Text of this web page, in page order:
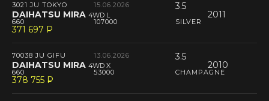
3021 JU TOKYO 15.06.2026 3.5
DAIHATSU MIRA 4WD L 2011
660 107000 SILVER
371 697 P
--
70038 JU GIFU 13.06.2026 3.5
DAIHATSU MIRA 4WD X 2010
660 53000 CHAMPAGNE
378 755 P
--